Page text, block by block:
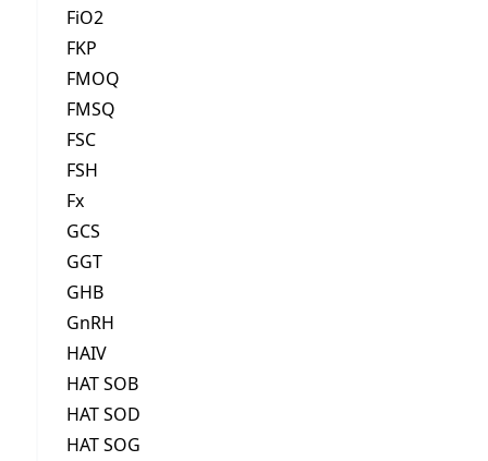
FiO2
FKP
FMOQ
FMSQ
FSC
FSH
Fx
GCS
GGT
GHB
GnRH
HAIV
HAT SOB
HAT SOD
HAT SOG